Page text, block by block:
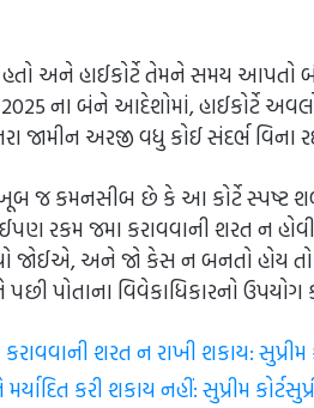
અને હાઈકોર્ટે તેમને સમય આપતો
ના બંને આદેશોમાં, હાઈકોર્ટે
જામીન અરજી વધુ કોઈ સંદર્ભ વિના
ખૂબ જ કમનસીબ છે કે આ કોર્ટે સ્પષ્ટ
રકમ જમા કરાવવાની શરત ન
જોઈએ, અને જો કેસ ન બનતો હોય તો
પોતાના વિવેકાધિકારનો ઉપયોગ
શરત ન રાખી શકાય: સુપ્રીમ
કરી શકાય નહીં: સુપ્રીમ